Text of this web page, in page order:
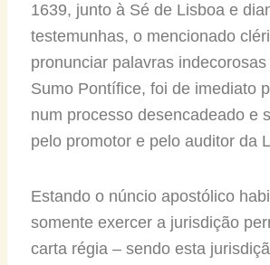
1639, junto à Sé de Lisboa e
testemunhas, o mencionado
pronunciar palavras
Sumo Pontífice, foi de imediato
num processo desencadeado e
pelo promotor e pelo auditor da
Estando o núncio apostólico
somente exercer a jurisdição
carta régia – sendo esta